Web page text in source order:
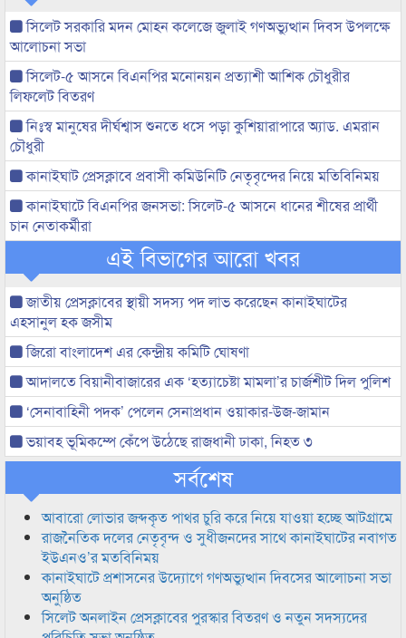
সিলেট সরকারি মদন মোহন কলেজে জুলাই গণঅভ্যুত্থান দিবস উপলক্ষে
আলোচনা সভা
সিলেট-৫ আসনে বিএনপির মনোনয়ন প্রত্যাশী আশিক চৌধুরীর
লিফলেট বিতরণ
নিঃস্ব মানুষের দীর্ঘশ্বাস শুনতে ধসে পড়া কুশিয়ারাপারে অ্যাড. এমরান
চৌধুরী
কানাইঘাট প্রেসক্লাবে প্রবাসী কমিউনিটি নেতৃবৃন্দের নিয়ে মতিবিনিময়
কানাইঘাটে বিএনপির জনসভা: সিলেট-৫ আসনে ধানের শীষের প্রার্থী
চান নেতাকর্মীরা
এই বিভাগের আরো খবর
জাতীয় প্রেসক্লাবের স্থায়ী সদস্য পদ লাভ করেছেন কানাইঘাটের
এহসানুল হক জসীম
জিরো বাংলাদেশ এর কেন্দ্রীয় কমিটি ঘোষণা
আদালতে বিয়ানীবাজারের এক ‘হত্যাচেষ্টা মামলা’র চার্জশীট দিল পুলিশ
‘সেনাবাহিনী পদক’ পেলেন সেনাপ্রধান ওয়াকার-উজ-জামান
ভয়াবহ ভূমিকম্পে কেঁপে উঠেছে রাজধানী ঢাকা, নিহত ৩
সর্বশেষ
আবারো লোভার জব্দকৃত পাথর চুরি করে নিয়ে যাওয়া হচ্ছে আটগ্রামে
রাজনৈতিক দলের নেতৃবৃন্দ ও সুধীজনদের সাথে কানাইঘাটের নবাগত
ইউএনও’র মতবিনিময়
কানাইঘাটে প্রশাসনের উদ্যোগে গণঅভ্যুত্থান দিবসের আলোচনা সভা
অনুষ্ঠিত
সিলেট অনলাইন প্রেসক্লাবের পুরস্কার বিতরণ ও নতুন সদস্যদের